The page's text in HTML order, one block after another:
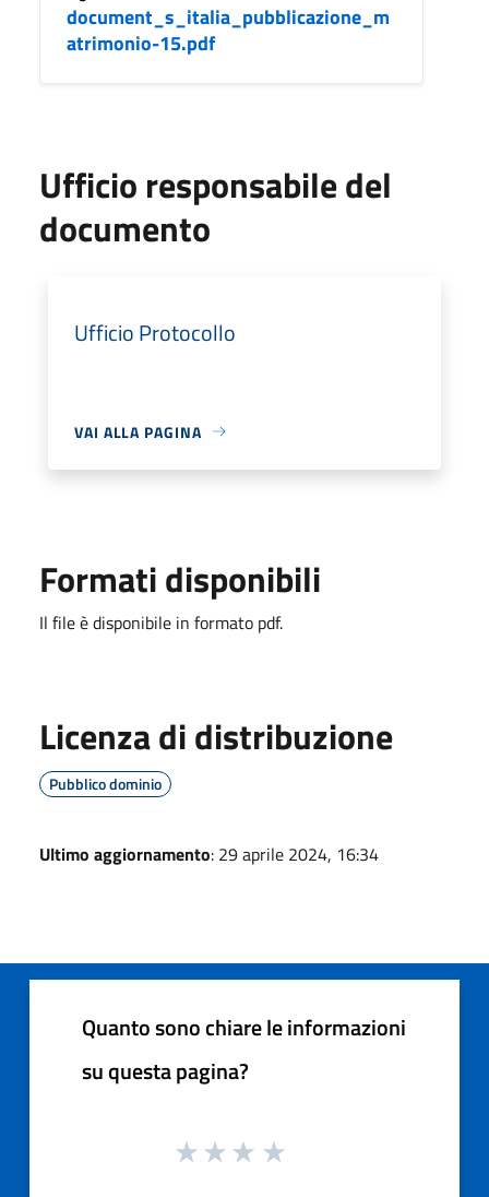
document_s_italia_pubblicazione_m
atrimonio-15.pdf
Ufficio responsabile del
documento
Ufficio Protocollo
VAI ALLA PAGINA
Formati disponibili
Il file è disponibile in formato pdf.
Licenza di distribuzione
Pubblico dominio
Ultimo aggiornamento: 29 aprile 2024, 16:34
Quanto sono chiare le informazioni
su questa pagina?